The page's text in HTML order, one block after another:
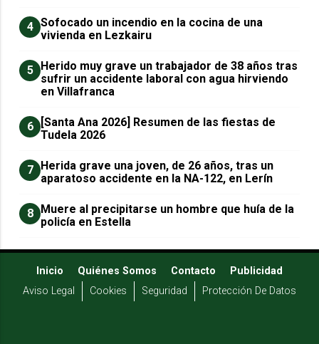
4 Sofocado un incendio en la cocina de una
vivienda en Lezkairu
5
Herido muy grave un trabajador de 38 años tras
sufrir un accidente laboral con agua hirviendo
en Villafranca
6
[Santa Ana 2026] Resumen de las fiestas de
Tudela 2026
7
Herida grave una joven, de 26 años, tras un
aparatoso accidente en la NA-122, en Lerín
8
Muere al precipitarse un hombre que huía de la
policía en Estella
Inicio Quiénes Somos Contacto
Publicidad
Aviso Legal
Cookies Seguridad Protección De Datos